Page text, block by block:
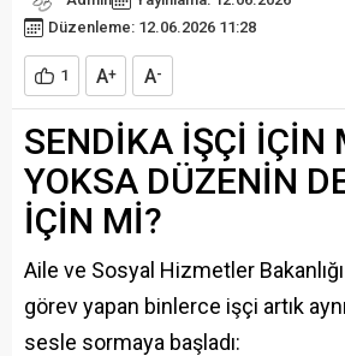
Düzenleme: 12.06.2026 11:28
1 A+ A-
SENDİKA İŞÇİ İÇİN
YOKSA DÜZENİN
İÇİN Mİ?
Aile ve Sosyal Hizmetler
görev yapan binlerce işçi artık
sesle sormaya başladı: